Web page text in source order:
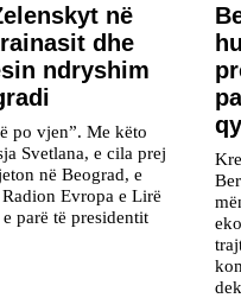
në
dhe
ndryshim
po vjen”. Me këto
Svetlana, e cila prej
në Beograd, e
Evropa e Lirë
parë të presidentit